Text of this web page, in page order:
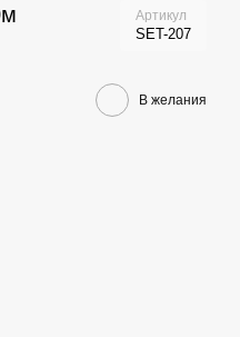
Артикул
SET-207
В желания